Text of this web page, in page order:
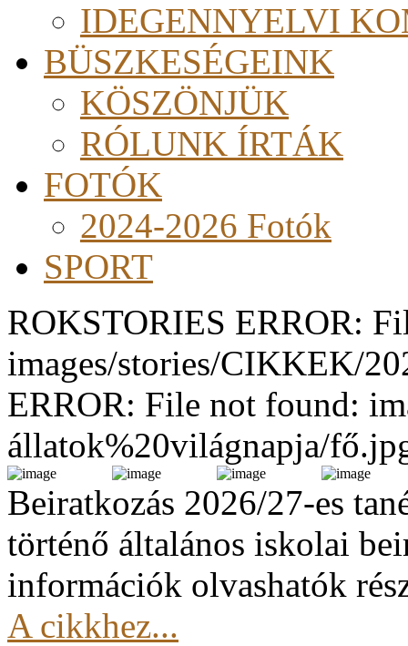
IDEGENNYELVI
BÜSZKESÉGEINK
KÖSZÖNJÜK
RÓLUNK ÍRTÁK
FOTÓK
2024-2026 Fotók
SPORT
ROKSTORIES ERROR:
images/stories/CIKKEK/
ERROR: File not found:
állatok%20világnapja/
Beiratkozás 2026/27-es
történő általános iskolai
információk olvashatók
A cikkhez...